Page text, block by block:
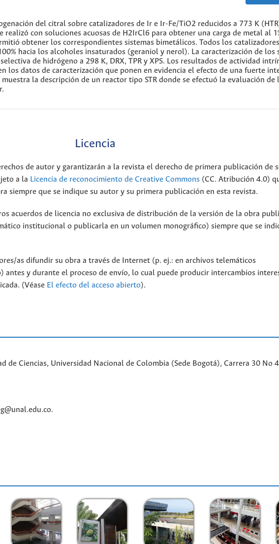
del citral sobre catalizadores de Ir e Ir-Fe/TiO2 reducidos a 773 K
realizó con soluciones acuosas de H2IrCl6 para obtener una carga de metal al
obtener los correspondientes sistemas bimetálicos. Todos los catalizadores
hacia los alcoholes insaturados (geraniol y nerol). La caracterización de los
de hidrógeno a 298 K, DRX, TPR y XPS. Los resultados de actividad
los datos de caracterización que ponen en evidencia el efecto de una fuerte
la descripción de un reactor tipo STR donde se efectuó la evaluación de
Licencia
de autor y garantizarán a la revista el derecho de primera publicación de
a la Licencia de reconocimiento de Creative Commons (CC. Atribución 4.0)
siempre que se indique su autor y su primera publicación en esta revista.
acuerdos de licencia no exclusiva de distribución de la versión de la obra
institucional o publicarla en un volumen monográfico) siempre que se
as difundir su obra a través de Internet (p. ej.: en archivos telemáticos
antes y durante el proceso de envío, lo cual puede producir intercambios
(Véase El efecto del acceso abierto).
de Ciencias, Universidad Nacional de Colombia (Sede Bogotá), Carrera 30